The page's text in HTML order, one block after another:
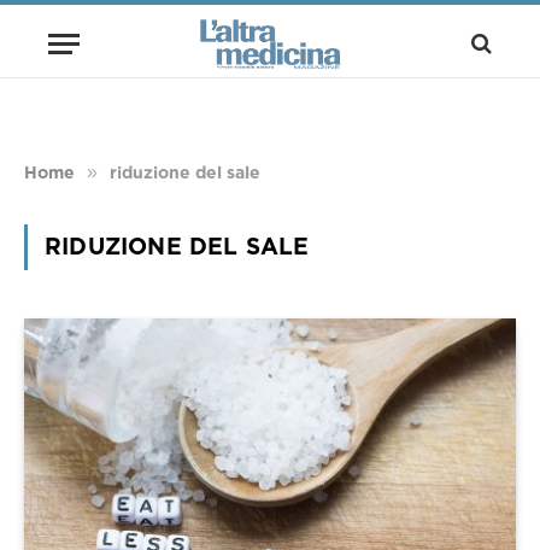
Home » riduzione del sale
RIDUZIONE DEL SALE